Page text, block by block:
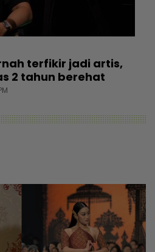
terfikir jadi artis,
2 tahun berehat